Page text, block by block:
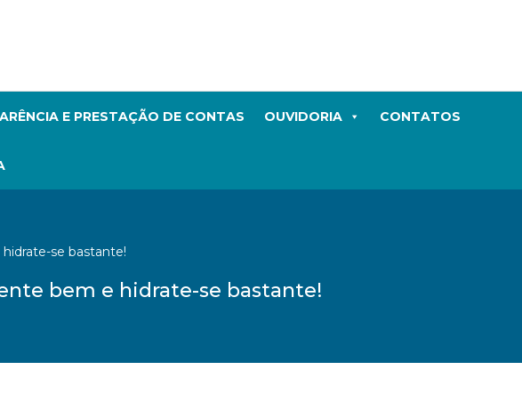
E PRESTAÇÃO DE CONTAS OUVIDORIA CONTATOS
se bastante!
bem e hidrate-se bastante!